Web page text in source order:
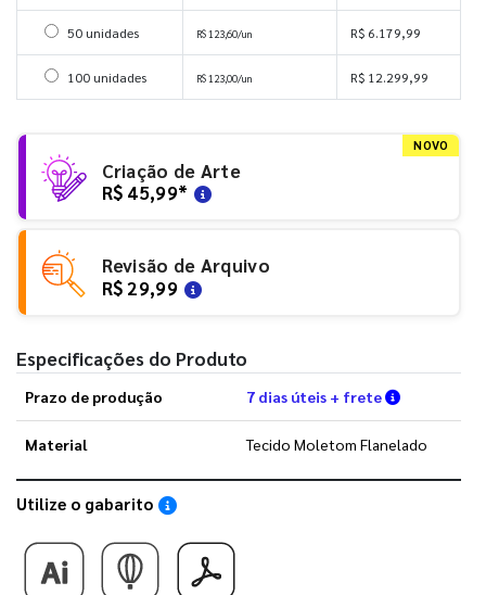
Selecionar 50 unidades
50 unidades R$ 123,60/un R$ 6.179,99
Selecionar 100 unidades
100 unidades R$ 123,00/un R$ 12.299,99
NOVO
Criação de Arte
R$ 45,99*
Revisão de Arquivo
R$ 29,99
Especificações do Produto
Prazo de produção 7 dias úteis + frete Verifique
Material Tecido Moletom Flanelado
Utilize o gabarito Saiba como utilizar os nossos gabaritos